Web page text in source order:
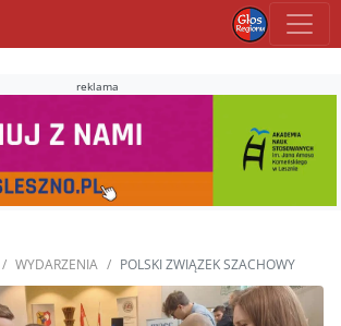
reklama
WYDARZENIA POLSKI ZWIĄZEK SZACHOWY